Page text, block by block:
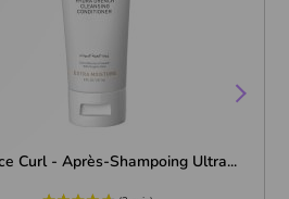
Curl - Après-Shampoing Ultra...